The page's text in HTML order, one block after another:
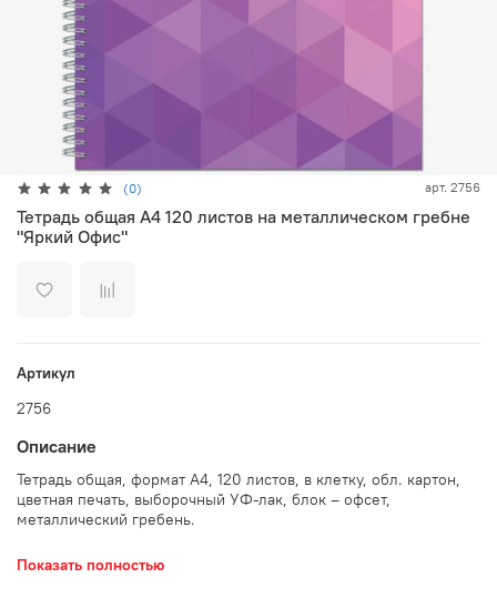
(0) арт. 2756
Тетрадь общая А4 120 листов на металлическом гребне
"Яркий Офис"
Артикул
2756
Описание
Тетрадь общая, формат А4, 120 листов, в клетку, обл. картон,
цветная печать, выборочный УФ-лак, блок – офсет,
металлический гребень.
Количество в упаковке: 22 шт.
Показать полностью